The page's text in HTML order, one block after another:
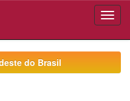
do Brasil